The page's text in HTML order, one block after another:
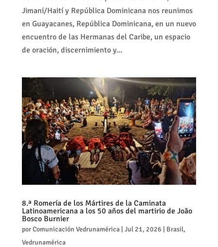
Jimaní/Haití y República Dominicana nos reunimos
en Guayacanes, República Dominicana, en un nuevo
encuentro de las Hermanas del Caribe, un espacio
de oración, discernimiento y...
8.ª Romería de los Mártires de la Caminata
Latinoamericana a los 50 años del martirio de João
Bosco Burnier
porComunicación Vedrunamérica| Jul 21, 2026 Brasil,
Vedrunamérica